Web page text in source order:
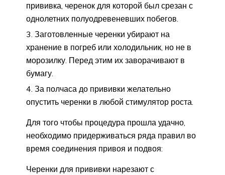
прививка, черенок для которой был срезан с
однолетних полуодревеневших побегов.
Заготовленные черенки убирают на
хранение в погреб или холодильник, но не в
морозилку. Перед этим их заворачивают в
бумагу.
За полчаса до прививки желательно
опустить черенки в любой стимулятор роста.
Для того чтобы процедура прошла удачно,
необходимо придерживаться ряда правил во
время соединения привоя и подвоя:
Черенки для прививки нарезают с